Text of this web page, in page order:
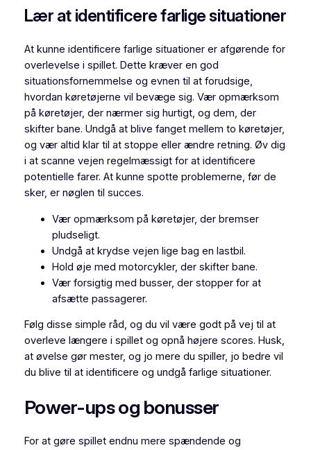
Lær at identificere farlige situationer
At kunne identificere farlige situationer er afgørende for
overlevelse i spillet. Dette kræver en god
situationsfornemmelse og evnen til at forudsige,
hvordan køretøjerne vil bevæge sig. Vær opmærksom
på køretøjer, der nærmer sig hurtigt, og dem, der
skifter bane. Undgå at blive fanget mellem to køretøjer,
og vær altid klar til at stoppe eller ændre retning. Øv dig
i at scanne vejen regelmæssigt for at identificere
potentielle farer. At kunne spotte problemerne, før de
sker, er nøglen til succes.
Vær opmærksom på køretøjer, der bremser
pludseligt.
Undgå at krydse vejen lige bag en lastbil.
Hold øje med motorcykler, der skifter bane.
Vær forsigtig med busser, der stopper for at
afsætte passagerer.
Følg disse simple råd, og du vil være godt på vej til at
overleve længere i spillet og opnå højere scores. Husk,
at øvelse gør mester, og jo mere du spiller, jo bedre vil
du blive til at identificere og undgå farlige situationer.
Power-ups og bonusser
For at gøre spillet endnu mere spændende og